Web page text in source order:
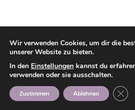
Wir verwenden Cookies, um dir die
unserer Website zu bieten.
In den Einstellungen kannst du
verwenden oder sie ausschalten.
Zustimmen Ablehnen